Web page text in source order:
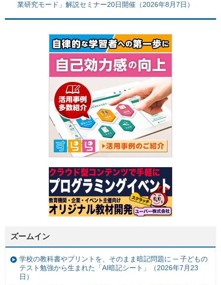
業研究モード」解説セミナー20日開催（2026年8月7日）
ズームイン
学校の教科書やプリントを、そのまま暗記問題に ─ 子どもの
テスト勉強から生まれた「AI暗記シート」（2026年7月23
日）